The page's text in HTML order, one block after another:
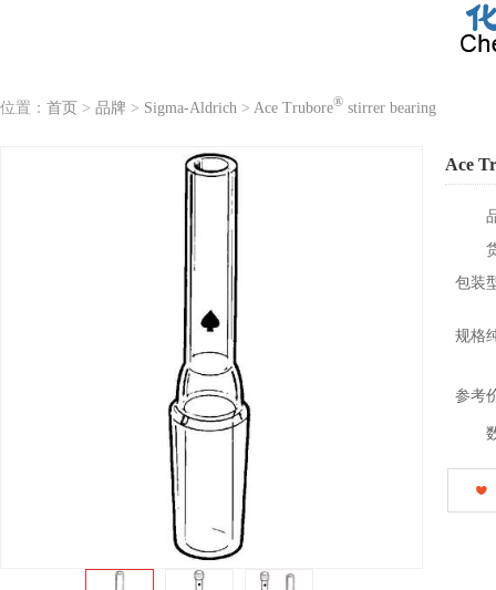
位置： 首页 > 品牌 > Sigma-Aldrich > Ace Trubore® stirrer bearing
Ace
包装
规格
参考